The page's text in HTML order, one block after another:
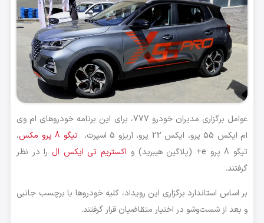
عوامل برگزاری مدیران خودرو 777، برای این برنامه خودروهای ام وی
ام ایکس 55 پرو، ایکس 22 پرو، آریزو 5 اسپرت،
تیگو 8 پرو مکس
،
تیگو 8 پرو e+ (پلاگین هیبرید) و
اکستریم تی ایکس ال را در نظر
گرفتند.
بر اساس استاندارد برگزاری این رویداد، کلیه خودروها با برچسب جانبی
و بعد از شست‌و‌شو در اختیار متقاضیان قرار گرفتند.